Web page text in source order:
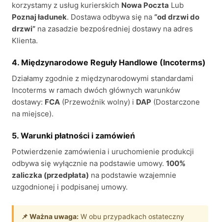
korzystamy z usług kurierskich Nowa Poczta Lub
Poznaj ładunek. Dostawa odbywa się na “od drzwi do
drzwi” na zasadzie bezpośredniej dostawy na adres
Klienta.
4. Międzynarodowe Reguły Handlowe (Incoterms)
Działamy zgodnie z międzynarodowymi standardami
Incoterms w ramach dwóch głównych warunków
dostawy: FCA (Przewoźnik wolny) i DAP (Dostarczone
na miejsce).
5. Warunki płatności i zamówień
Potwierdzenie zamówienia i uruchomienie produkcji
odbywa się wyłącznie na podstawie umowy. 100%
zaliczka (przedpłata) na podstawie wzajemnie
uzgodnionej i podpisanej umowy.
📌 Ważna uwaga: W obu przypadkach ostateczny